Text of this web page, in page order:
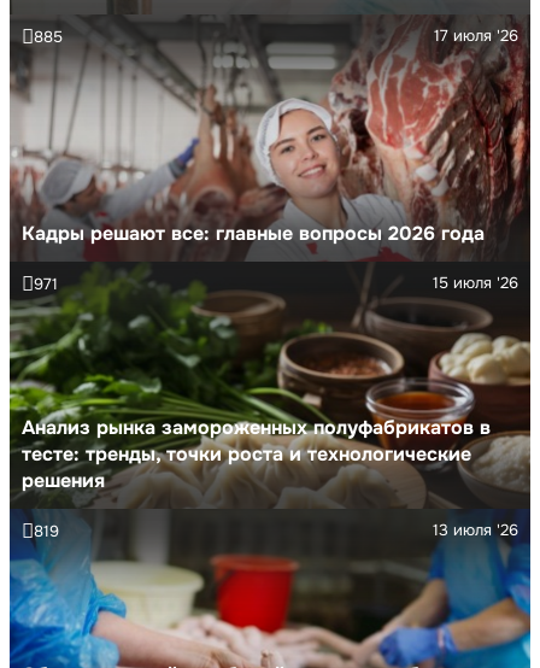
Кадры решают все: главные вопросы 2026 года
17 июля '26
885
Анализ рынка замороженных полуфабрикатов в
тесте: тренды, точки роста и технологические
решения
15 июля '26
971
13 июля '26
819